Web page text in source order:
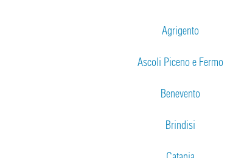
Agrigento
Ascoli Piceno e Fermo
Benevento
Brindisi